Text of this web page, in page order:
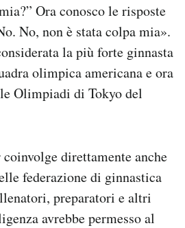
Ora conosco le risposte
No, non è stata colpa mia».
la più forte ginnasta
olimpica americana e ora
Olimpiadi di Tokyo del
direttamente anche
federazione di ginnastica
preparatori e altri
avrebbe permesso al